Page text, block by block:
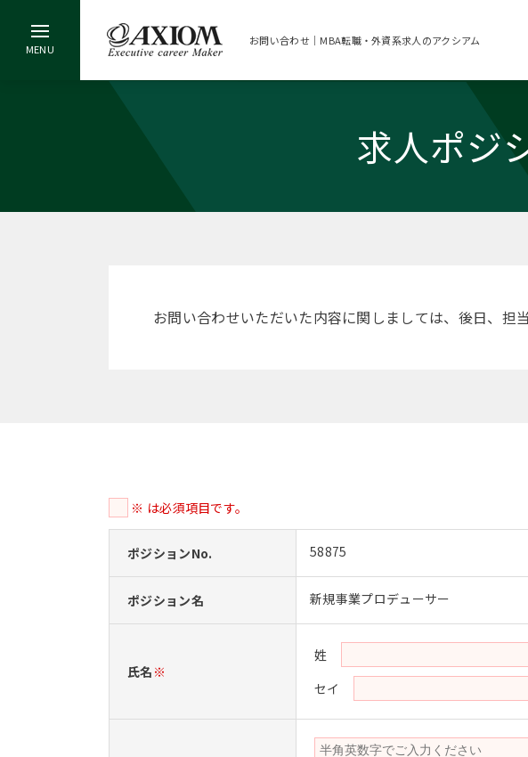
お問い合わせ｜MBA転職・外資系求人のアクシアム
求人ポジ
お問い合わせいただいた内容に関しましては、後日、担
※ は必須項目です。
ポジションNo. 58875
ポジション名 新規事業プロデューサー
氏名 ※
姓
セイ